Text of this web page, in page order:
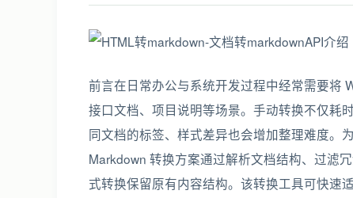
前言在日常办公与系统开发过程中经常需要将
接口文档、项目说明等场景。手动转换不仅耗
同文档的标签、样式差异也会增加整理难度。
Markdown 转换方案通过解析文档结构、过滤
式转换保留原有内容结构。该转换工具可快速